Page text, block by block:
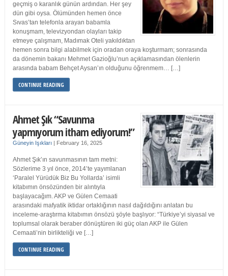
geçmiş o karanlık günün ardından. Her şey
dün gibi oysa. Ölümünden hemen önce
Sıvas’tan telefonla arayan babamla
konuşmam, televizyondan olayları takip
etmeye çalışmam, Madımak Oteli yakıldıktan
hemen sonra bilgi alabilmek için oradan oraya koşturmam; sonrasında
da dönemin bakanı Mehmet Gazioğlu’nun açıklamasından ölenlerin
arasında babam Behçet Aysan’ın olduğunu öğrenmem… […]
CONTINUE READING
Ahmet Şık “Savunma
yapmıyorum itham ediyorum!”
Güneyin Işıkları | February 16, 2025
Ahmet Şık’ın savunmasının tam metni:
Sözlerime 3 yıl önce, 2014’te yayımlanan
‘Paralel Yürüdük Biz Bu Yollarda’ isimli
kitabımın önsözünden bir alıntıyla
başlayacağım. AKP ve Gülen Cemaati
arasındaki mafyatik iktidar ortaklığının nasıl dağıldığını anlatan bu
inceleme-araştırma kitabımın önsözü şöyle başlıyor: “Türkiye’yi siyasal ve
toplumsal olarak beraber dönüştüren iki güç olan AKP ile Gülen
Cemaati’nin birlikteliği ve […]
CONTINUE READING